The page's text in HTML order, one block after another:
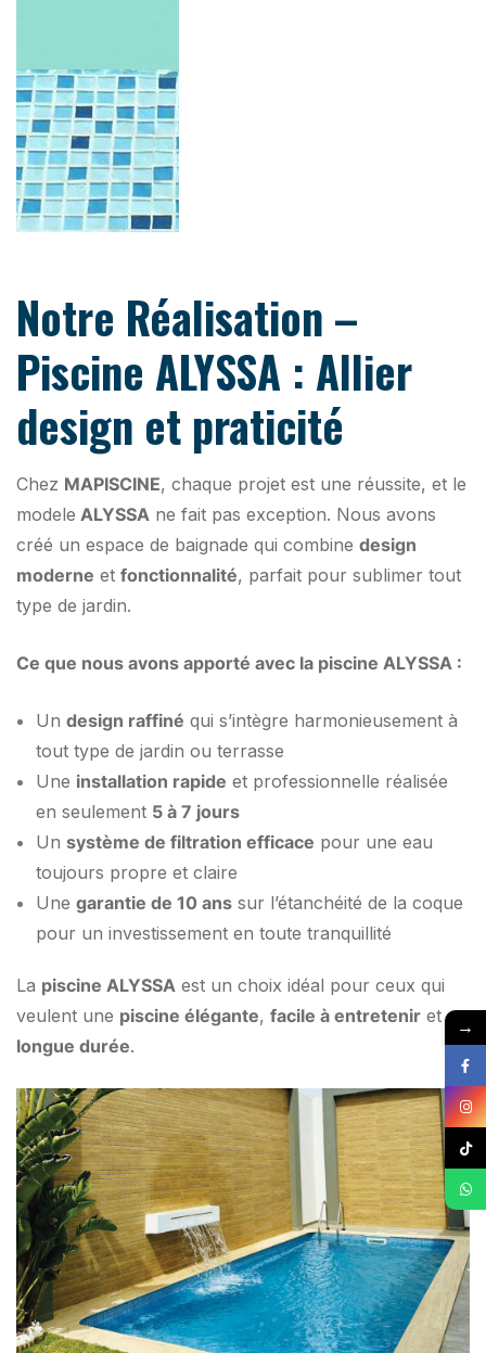
Notre Réalisation –
Piscine ALYSSA : Allier
design et praticité
Chez MAPISCINE, chaque projet est une réussite, et le
modele ALYSSA ne fait pas exception. Nous avons
créé un espace de baignade qui combine design
moderne et fonctionnalité, parfait pour sublimer tout
type de jardin.
Ce que nous avons apporté avec la piscine ALYSSA :
Un design raffiné qui s’intègre harmonieusement à
tout type de jardin ou terrasse
Une installation rapide et professionnelle réalisée
en seulement 5 à 7 jours
Un système de filtration efficace pour une eau
toujours propre et claire
Une garantie de 10 ans sur l’étanchéité de la coque
pour un investissement en toute tranquillité
La piscine ALYSSA est un choix idéal pour ceux qui
veulent une piscine élégante, facile à entretenir et
longue durée.
→